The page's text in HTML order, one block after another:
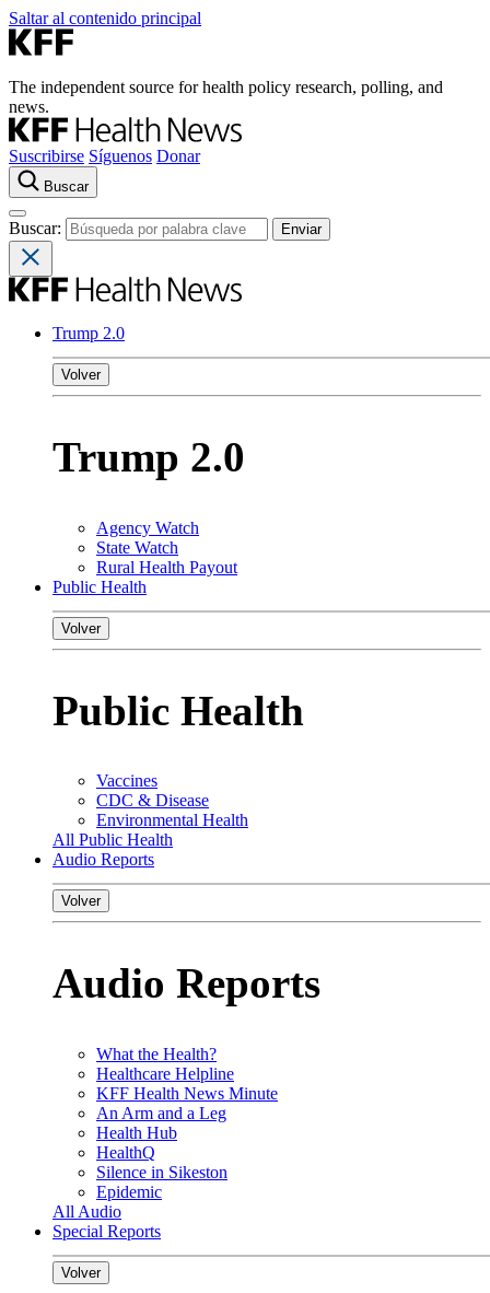
Saltar al contenido principal
The independent source for health policy research, polling, and
news.
Suscribirse Síguenos Donar
Buscar
Buscar:
Trump 2.0
Volver
Trump 2.0
Agency Watch
State Watch
Rural Health Payout
Public Health
Volver
Public Health
Vaccines
CDC & Disease
Environmental Health
All Public Health
Audio Reports
Volver
Audio Reports
What the Health?
Healthcare Helpline
KFF Health News Minute
An Arm and a Leg
Health Hub
HealthQ
Silence in Sikeston
Epidemic
All Audio
Special Reports
Volver